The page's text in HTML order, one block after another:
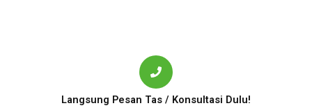
Langsung Pesan Tas / Konsultasi Dulu!